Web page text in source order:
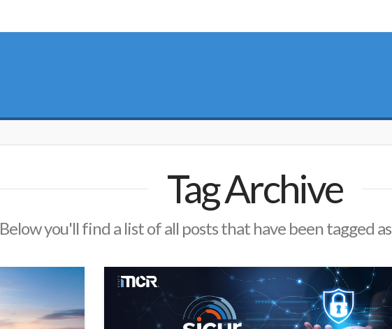
Tag Archive
Below you'll find a list of all posts that have been tagged as